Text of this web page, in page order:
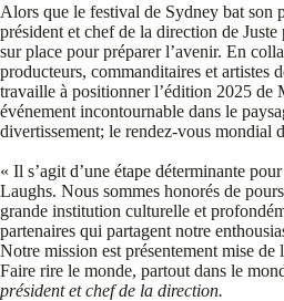
Alors que le festival de Sydney bat son
président et chef de la direction de
sur place pour préparer l’avenir. En
producteurs, commanditaires et artistes
travaille à positionner l’édition 2025 de
événement incontournable dans le
divertissement; le rendez-vous mondial
« Il s’agit d’une étape déterminante
Laughs. Nous sommes honorés de
grande institution culturelle et
partenaires qui partagent notre
Notre mission est présentement mise de
Faire rire le monde, partout dans le
président et chef de la direction.